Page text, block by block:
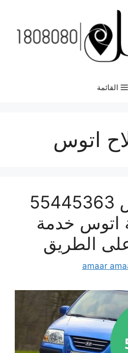
القائمة
اتوس
اصلاح اتوس 55445363
اتوس خدمة
الطريق
amaar